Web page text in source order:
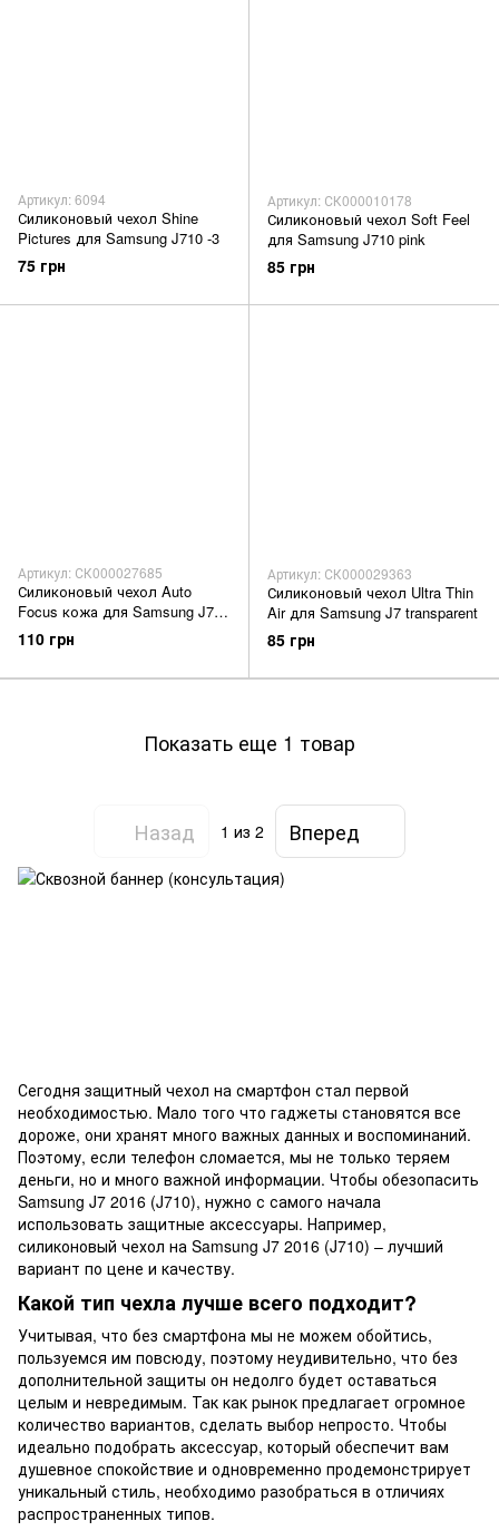
Артикул: 6094
Силиконовый чехол Shine
Pictures для Samsung J710 -3
75 грн
Артикул: СК000010178
Силиконовый чехол Soft Feel
для Samsung J710 pink
85 грн
Артикул: СК000027685
Силиконовый чехол Auto
Focus кожа для Samsung J7
2016 black
110 грн
Артикул: СК000029363
Силиконовый чехол Ultra Thin
Air для Samsung J7 transparent
85 грн
Показать еще 1 товар
Назад 1 из 2 Вперед
Сегодня защитный чехол на смартфон стал первой
необходимостью. Мало того что гаджеты становятся все
дороже, они хранят много важных данных и воспоминаний.
Поэтому, если телефон сломается, мы не только теряем
деньги, но и много важной информации. Чтобы обезопасить
Samsung J7 2016 (J710), нужно с самого начала
использовать защитные аксессуары. Например,
силиконовый чехол на Samsung J7 2016 (J710) – лучший
вариант по цене и качеству.
Какой тип чехла лучше всего подходит?
Учитывая, что без смартфона мы не можем обойтись,
пользуемся им повсюду, поэтому неудивительно, что без
дополнительной защиты он недолго будет оставаться
целым и невредимым. Так как рынок предлагает огромное
количество вариантов, сделать выбор непросто. Чтобы
идеально подобрать аксессуар, который обеспечит вам
душевное спокойствие и одновременно продемонстрирует
уникальный стиль, необходимо разобраться в отличиях
распространенных типов.